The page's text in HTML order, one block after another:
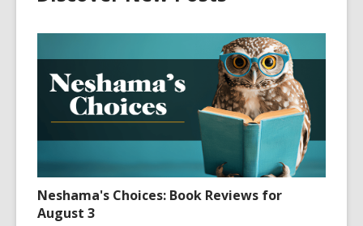
Neshama's Choices: Book Reviews for
August 3